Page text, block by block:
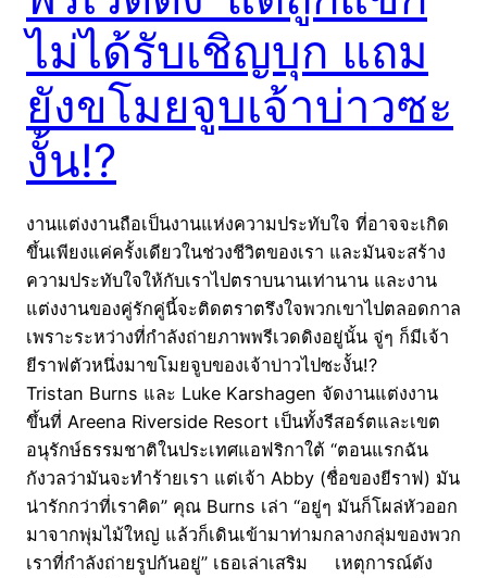
ไม่ได้รับเชิญบุก แถม
ยังขโมยจูบเจ้าบ่าวซะ
งั้น!?
งานแต่งงานถือเป็นงานแห่งความประทับใจ ที่อาจจะเกิด
ขึ้นเพียงแค่ครั้งเดียวในช่วงชีวิตของเรา และมันจะสร้าง
ความประทับใจให้กับเราไปตราบนานเท่านาน และงาน
แต่งงานของคู่รักคู่นี้จะติดตราตรึงใจพวกเขาไปตลอดกาล
เพราะระหว่างที่กำลังถ่ายภาพพรีเวดดิงอยู่นั้น จู่ๆ ก็มีเจ้า
ยีราฟตัวหนึ่งมาขโมยจูบของเจ้าบ่าวไปซะงั้น!?
Tristan Burns และ Luke Karshagen จัดงานแต่งงาน
ขึ้นที่ Areena Riverside Resort เป็นทั้งรีสอร์ตและเขต
อนุรักษ์ธรรมชาติในประเทศแอฟริกาใต้ “ตอนแรกฉัน
กังวลว่ามันจะทำร้ายเรา แต่เจ้า Abby (ชื่อของยีราฟ) มัน
น่ารักกว่าที่เราคิด” คุณ Burns เล่า “อยู่ๆ มันก็โผล่หัวออก
มาจากพุ่มไม้ใหญ่ แล้วก็เดินเข้ามาท่ามกลางกลุ่มของพวก
เราที่กำลังถ่ายรูปกันอยู่” เธอเล่าเสริม เหตุการณ์ดัง